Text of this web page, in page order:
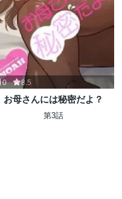
0 8.5
お母さんには秘密だよ？
第3話